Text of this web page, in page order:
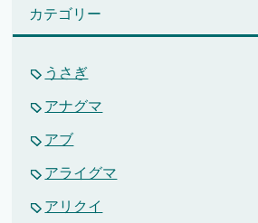
カテゴリー
うさぎ
アナグマ
アブ
アライグマ
アリクイ